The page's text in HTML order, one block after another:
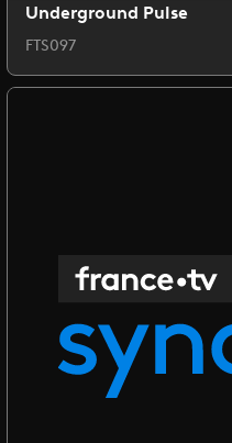
Underground Pulse
FTS097